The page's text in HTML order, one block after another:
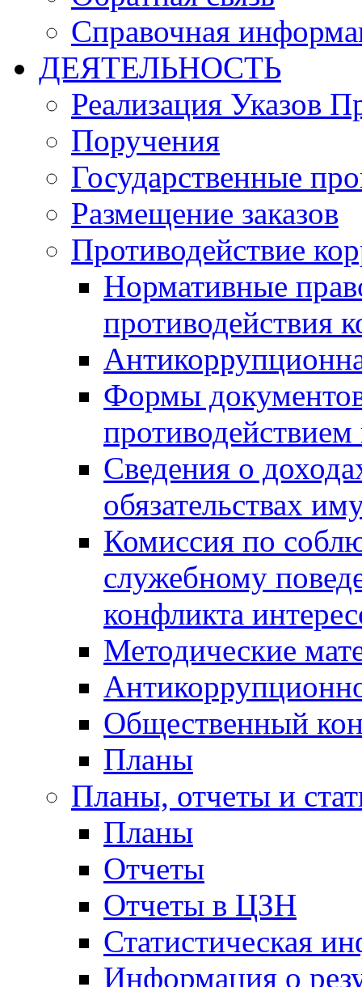
Справочная
ДЕЯТЕЛЬНОСТЬ
Реализация Указов
Поручения
Государственные
Размещение заказов
Противодействие
Нормативные
противодействия
Формы
Сведения о
обязательствах
Комиссия по
служебному
конфликта
Методические
Общественный
Планы
Планы, отчеты и
Планы
Отчеты
Отчеты в ЦЗН
Статистическая
Информация о